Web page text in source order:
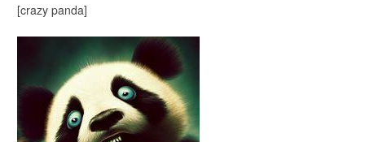
[crazy panda]